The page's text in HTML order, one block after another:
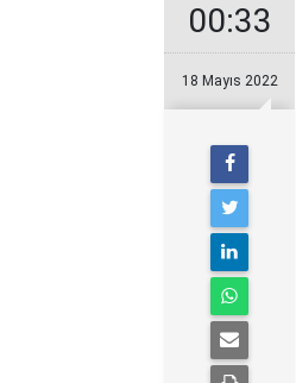
00:33
18 Mayıs 2022